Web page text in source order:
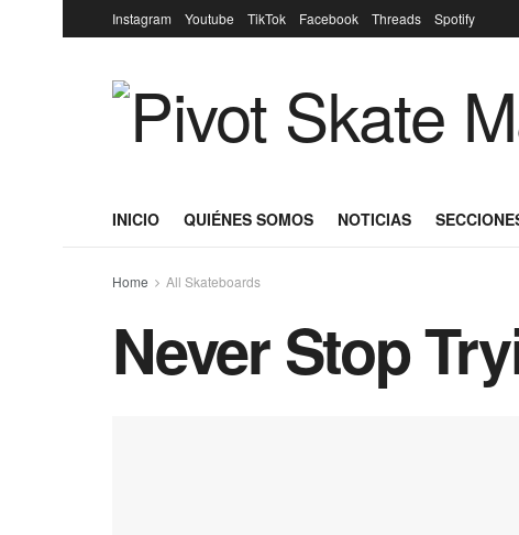
Instagram Youtube TikTok Facebook Threads Spotify
INICIO QUIÉNES SOMOS NOTICIAS
Home All Skateboards
Never Stop